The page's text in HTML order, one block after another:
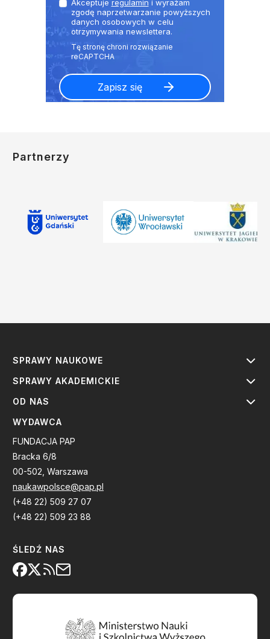
Akceptuje regulamin i wyrażam
zgodę naprzetwarzanie powyższych
danych osobowych w celu
otrzymywania newslettera.
Partnerzy
SPRAWY NAUKOWE
SPRAWY AKADEMICKIE
OD NAS
WYDAWCA
FUNDACJA PAP
Bracka 6/8
00-502, Warszawa
naukawpolsce@pap.pl
(+48 22) 509 27 07
(+48 22) 509 23 88
ŚLEDŹ NAS